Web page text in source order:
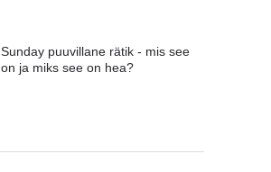
Sunday puuvillane rätik - mis see
on ja miks see on hea?